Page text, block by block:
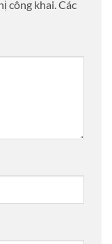
công khai.Các